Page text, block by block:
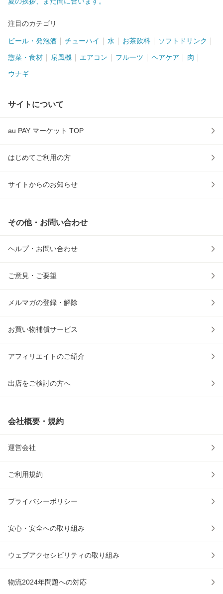
注目のカテゴリ
ビール・発泡酒 チューハイ 水 お茶飲料 ソフトドリンク
惣菜・食材 扇風機 エアコン フルーツ ヘアケア 肉
ウナギ
サイトについて
au PAY マーケット TOP
はじめてご利用の方
サイトからのお知らせ
その他・お問い合わせ
ヘルプ・お問い合わせ
ご意見・ご要望
メルマガの登録・解除
お買い物補償サービス
アフィリエイトのご紹介
出店をご検討の方へ
会社概要・規約
運営会社
ご利用規約
プライバシーポリシー
安心・安全への取り組み
ウェブアクセシビリティの取り組み
物流2024年問題への対応